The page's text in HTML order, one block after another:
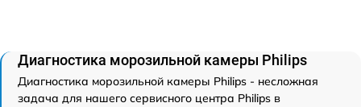
Диагностика морозильной камеры Philips
Диагностика морозильной камеры Philips - несложная
задача для нашего сервисного центра Philips в